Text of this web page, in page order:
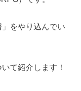
をやり込んでい
て紹介します！